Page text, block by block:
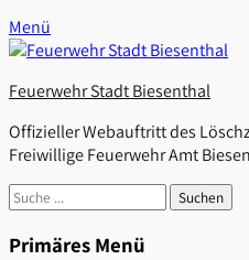
Facebook
Menü
Feuerwehr Stadt Biesenthal
Offizieller Webauftritt des
Freiwillige Feuerwehr Amt
Suchen
nach:
Primäres Menü